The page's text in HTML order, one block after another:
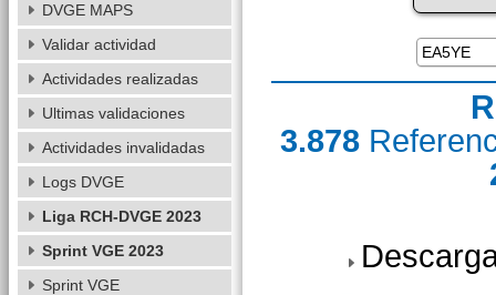
3.878
DVGE MAPS
Validar actividad
Actividades realizadas
Ultimas validaciones
Actividades invalidadas
Logs DVGE
Liga RCH-DVGE 2023
Sprint VGE 2023
Sprint VGE